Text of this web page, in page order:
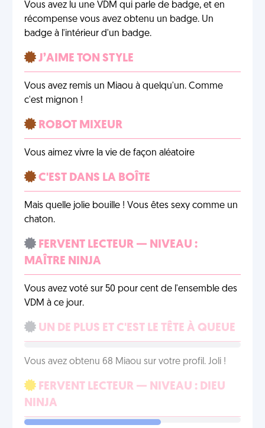
Vous avez lu une VDM qui parle de badge, et en
récompense vous avez obtenu un badge. Un
badge à l'intérieur d'un badge.
J’AIME TON STYLE
Vous avez remis un Miaou à quelqu'un. Comme
c'est mignon !
ROBOT MIXEUR
Vous aimez vivre la vie de façon aléatoire
C'EST DANS LA BOÎTE
Mais quelle jolie bouille ! Vous êtes sexy comme un
chaton.
FERVENT LECTEUR — NIVEAU :
MAÎTRE NINJA
Vous avez voté sur 50 pour cent de l'ensemble des
VDM à ce jour.
UN DE PLUS ET C'EST LE TÊTE À QUEUE
Vous avez obtenu 68 Miaou sur votre profil. Joli !
FERVENT LECTEUR — NIVEAU : DIEU
NINJA